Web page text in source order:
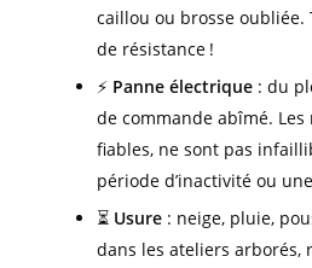
caillou ou brosse oubliée.
de résistance !
⚡ Panne électrique : du
de commande abîmé. Les
fiables, ne sont pas
période d’inactivité ou
⏳ Usure : neige, pluie,
dans les ateliers arborés,